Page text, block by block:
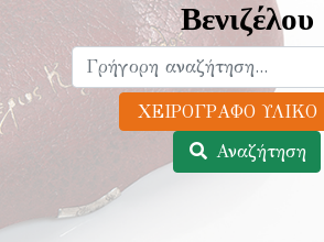
Βενιζέλου
Αναζήτηση